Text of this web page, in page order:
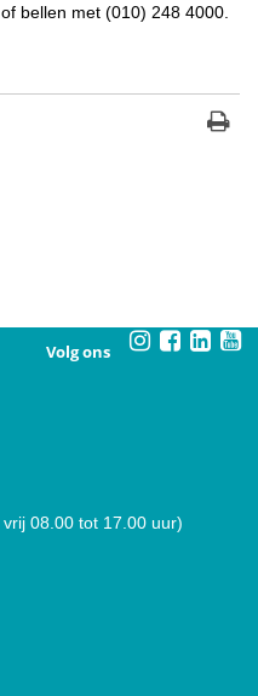
of bellen met (010) 248 4000.
Volg ons
08.00 tot 17.00 uur)